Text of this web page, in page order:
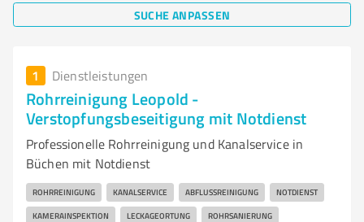
SUCHE ANPASSEN
1 Dienstleistungen
Rohrreinigung Leopold -
Verstopfungsbeseitigung mit Notdienst
Professionelle Rohrreinigung und Kanalservice in
Büchen mit Notdienst
ROHRREINIGUNG KANALSERVICE ABFLUSSREINIGUNG NOTDIENST
KAMERAINSPEKTION LECKAGEORTUNG ROHRSANIERUNG